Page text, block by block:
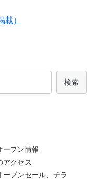
）
検索
ープン情報
アクセス
プンセール、チラ